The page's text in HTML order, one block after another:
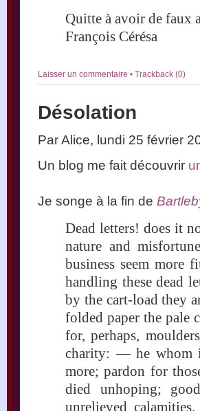
Quitte à avoir de faux
François Cérésa
Laisser un commentaire • Trackback (0)
Désolation
Par Alice, lundi 25 février
Un blog me fait découvrir
Je songe à la fin de
Dead letters! does it
nature and
business seem
handling these dead
by the cart-load they
folded paper the pale
for, perhaps,
charity: — he whom
more; pardon for
died unhoping;
unrelieved